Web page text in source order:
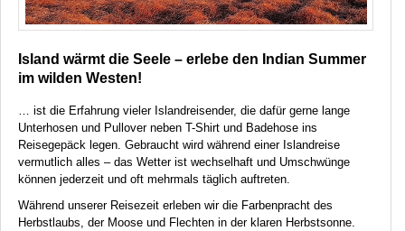
Island wärmt die Seele – erlebe den Indian Summer
im wilden Westen!
… ist die Erfahrung vieler Islandreisender, die dafür gerne lange
Unterhosen und Pullover neben T-Shirt und Badehose ins
Reisegepäck legen. Gebraucht wird während einer Islandreise
vermutlich alles – das Wetter ist wechselhaft und Umschwünge
können jederzeit und oft mehrmals täglich auftreten.
Während unserer Reisezeit erleben wir die Farbenpracht des
Herbstlaubs, der Moose und Flechten in der klaren Herbstsonne.